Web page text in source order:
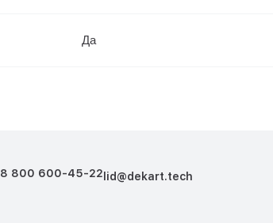
Да
8 800 600-45-22 lid@dekart.tech